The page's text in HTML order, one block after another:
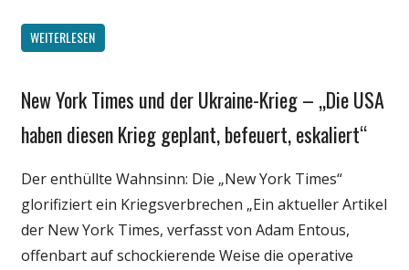
WEITERLESEN
Gesellschaft
Medien
Wirtschaft
Wissenschaft
New York Times und der Ukraine-Krieg – „Die USA
haben diesen Krieg geplant, befeuert, eskaliert“
Der enthüllte Wahnsinn: Die „New York Times“
glorifiziert ein Kriegsverbrechen „Ein aktueller Artikel
der New York Times, verfasst von Adam Entous,
offenbart auf schockierende Weise die operative